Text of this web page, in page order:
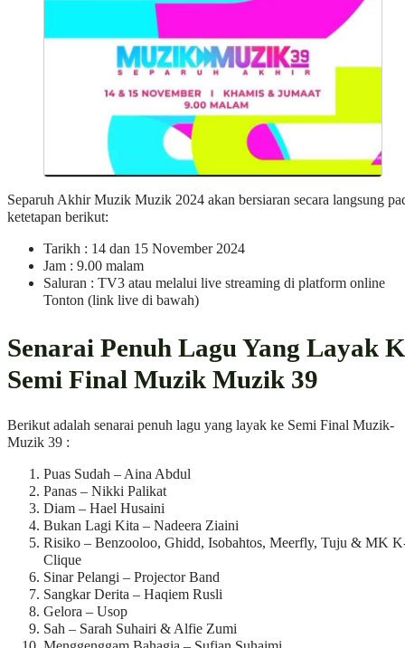
Separuh Akhir Muzik Muzik 2024 akan bersiaran secara langsung
ketetapan berikut:
Tarikh : 14 dan 15 November 2024
Jam : 9.00 malam
Saluran : TV3 atau melalui live streaming di platform online
Tonton (link live di bawah)
Senarai Penuh Lagu Yang Layak
Semi Final Muzik Muzik 39
Berikut adalah senarai penuh lagu yang layak ke Semi Final Muzik-
Muzik 39 :
Puas Sudah – Aina Abdul
Panas – Nikki Palikat
Diam – Hael Husaini
Bukan Lagi Kita – Nadeera Ziaini
Risiko – Benzooloo, Ghidd, Isobahtos, Meerfly, Tuju & MK
Clique
Sinar Pelangi – Projector Band
Sangkar Derita – Haqiem Rusli
Gelora – Usop
Sah – Sarah Suhairi & Alfie Zumi